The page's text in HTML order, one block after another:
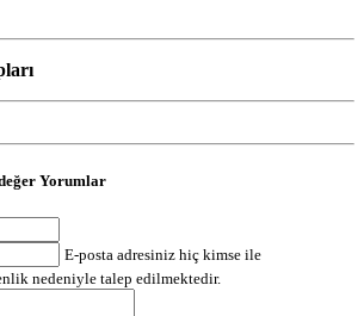
Yorumlar
E-posta adresiniz hiç kimse ile
nedeniyle talep edilmektedir.